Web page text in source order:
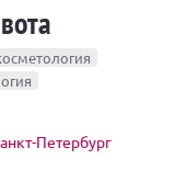
Петербург